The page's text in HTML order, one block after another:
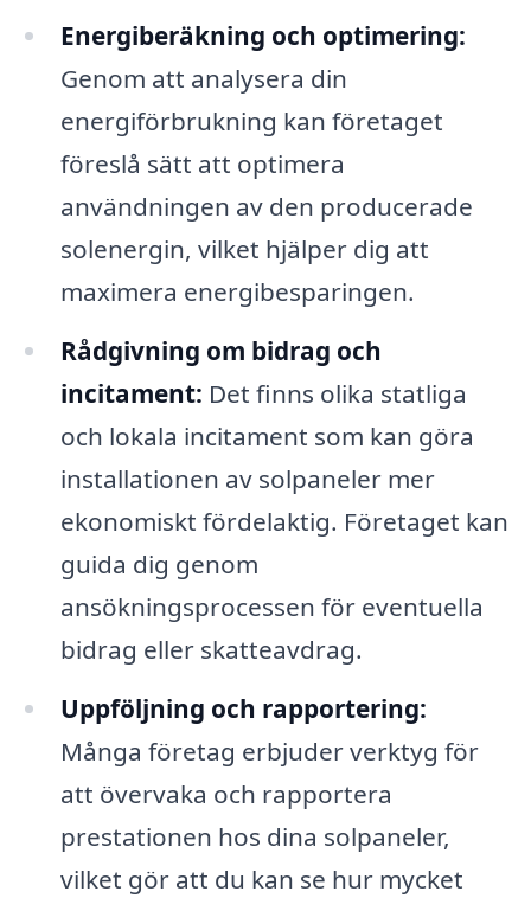
Energiberäkning och optimering:
Genom att analysera din
energiförbrukning kan företaget
föreslå sätt att optimera
användningen av den producerade
solenergin, vilket hjälper dig att
maximera energibesparingen.
Rådgivning om bidrag och
incitament: Det finns olika statliga
och lokala incitament som kan göra
installationen av solpaneler mer
ekonomiskt fördelaktig. Företaget kan
guida dig genom
ansökningsprocessen för eventuella
bidrag eller skatteavdrag.
Uppföljning och rapportering:
Många företag erbjuder verktyg för
att övervaka och rapportera
prestationen hos dina solpaneler,
vilket gör att du kan se hur mycket